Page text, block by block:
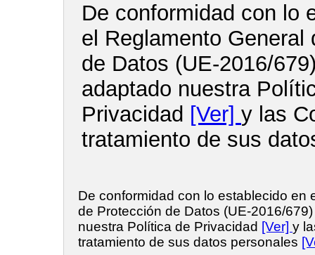
De conformidad con lo
el Reglamento General
de Datos (UE-2016/
adaptado nuestra
Privacidad [Ver] y las
tratamiento de sus
De conformidad con lo establecido en
de Protección de Datos (UE-2016/
nuestra Política de Privacidad [Ver] y
tratamiento de sus datos personales